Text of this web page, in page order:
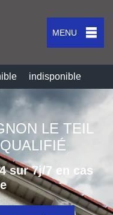
MENU
indisponible
LE TEIL
sur 7j/7 en cas